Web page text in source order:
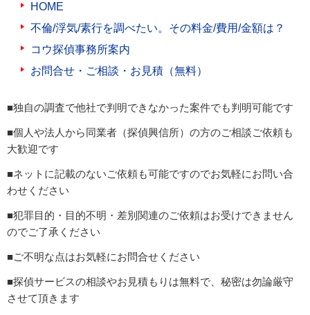
HOME
不倫/浮気/素行を調べたい。その料金/費用/金額は？
コウ探偵事務所案内
お問合せ・ご相談・お見積（無料）
■独自の調査で他社で判明できなかった案件でも判明可能です
■個人や法人から同業者（探偵興信所）の方のご相談ご依頼も
大歓迎です
■ネットに記載のないご依頼も可能ですのでお気軽にお問い合
わせください
■犯罪目的・目的不明・差別関連のご依頼はお受けできません
のでご了承ください
■ご不明な点はお気軽にお問合せください
■探偵サービスの相談やお見積もりは無料で、秘密は勿論厳守
させて頂きます